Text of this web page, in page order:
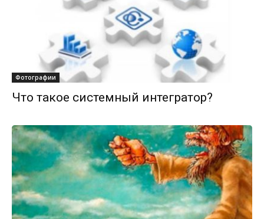
Фотографии
Что такое системный интегратор?